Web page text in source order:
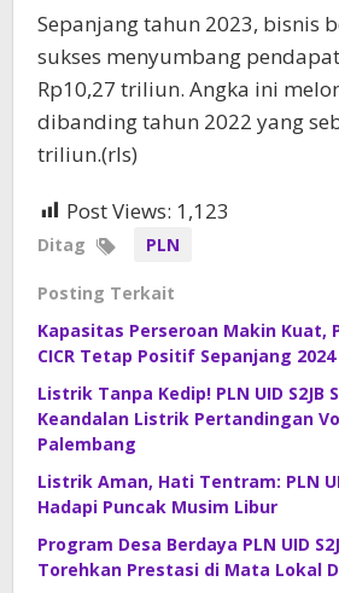
Sepanjang tahun 2023, bisnis
sukses menyumbang
Rp10,27 triliun. Angka ini
dibanding tahun 2022 yang
triliun.(rls)
Post Views: 1,123
Ditag PLN
Posting Terkait
Kapasitas Perseroan Makin Kuat,
CICR Tetap Positif Sepanjang 2024
Listrik Tanpa Kedip! PLN UID S2JB
Keandalan Listrik Pertandingan
Palembang
Listrik Aman, Hati Tentram: PLN
Hadapi Puncak Musim Libur
Program Desa Berdaya PLN UID
Torehkan Prestasi di Mata Lokal